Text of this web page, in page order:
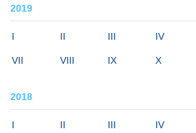
2019
I II III IV
VII VIII IX X
2018
I II III IV